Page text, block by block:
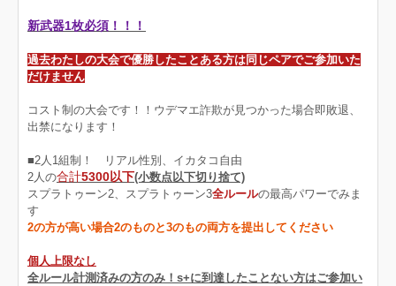
新武器1枚必須！！！
過去わたしの大会で優勝したことある方は同じペアでご参加いた
だけません
コスト制の大会です！！ウデマエ詐欺が見つかった場合即敗退、
出禁になります！
■2人1組制！ リアル性別、イカタコ自由
2人の合計5300以下(小数点以下切り捨て)
スプラトゥーン2、スプラトゥーン3全ルールの最高パワーでみま
す
2の方が高い場合2のものと3のもの両方を提出してください
個人上限なし
全ルール計測済みの方のみ！s+に到達したことない方はご参加い